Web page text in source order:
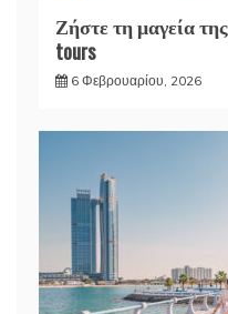
Ζήστε τη μαγεία
tours
6 Φεβρουαρίου, 2026